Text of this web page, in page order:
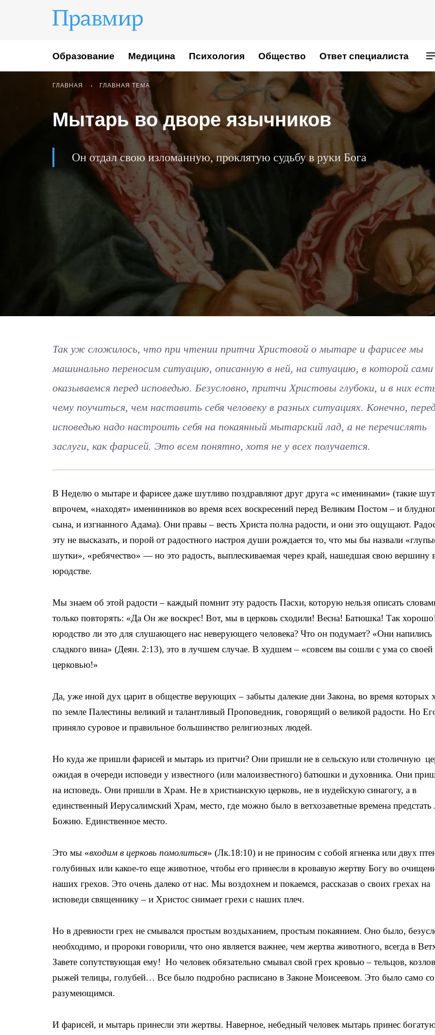
Образование Медицина Психология Общество Ответ специалиста
ГЛАВНАЯ ГЛАВНАЯ ТЕМА
Мытарь во дворе язычников
Он отдал свою изломанную, проклятую судьбу в руки Бога
Так уж сложилось, что при чтении притчи Христовой о мытаре и фарисее мы
машинально переносим ситуацию, описанную в ней, на ситуацию, в которой сами
оказываемся перед исповедью. Безусловно, притчи Христовы глубоки, и в них
чему поучиться, чем наставить себя человеку в разных ситуациях. Конечно,
исповедью надо настроить себя на покаянный мытарский лад, а не перечислять
заслуги, как фарисей. Это всем понятно, хотя не у всех получается.
В Неделю о мытаре и фарисее даже шутливо поздравляют друг друга «с именинами» (такие
впрочем, «находят» именинников во время всех воскресений перед Великим Постом – и
сына, и изгнанного Адама). Они правы – весть Христа полна радости, и они это ощущают.
эту не высказать, и порой от радостного настроя души рождается то, что мы бы назвали
шутки», «ребячество» — но это радость, выплескиваемая через край, нашедшая свою вершину
юродстве.
Мы знаем об этой радости – каждый помнит эту радость Пасхи, которую нельзя описать
только повторять: «Да Он же воскрес! Вот, мы в церковь сходили! Весна! Батюшка! Так
юродство ли это для слушающего нас неверующего человека? Что он подумает? «Они напились
сладкого вина» (Деян. 2:13), это в лучшем случае. В худшем – «совсем вы сошли с ума со своей
церковью!»
Да, уже иной дух царит в обществе верующих – забыты далекие дни Закона, во время которых
по земле Палестины великий и талантливый Проповедник, говорящий о великой радости. Но
приняло суровое и правильное большинство религиозных людей.
Но куда же пришли фарисей и мытарь из притчи? Они пришли не в сельскую или столичную
ожидая в очереди исповеди у известного (или малоизвестного) батюшки и духовника. Они
на исповедь. Они пришли в Храм. Не в христианскую церковь, не в иудейскую синагогу, а в
единственный Иерусалимский Храм, место, где можно было в ветхозаветные времена
Божию. Единственное место.
Это мы «входим в церковь помолиться» (Лк.18:10) и не приносим с собой ягненка или двух
голубиных или какое-то еще животное, чтобы его принесли в кровавую жертву Богу во
наших грехов. Это очень далеко от нас. Мы воздохнем и покаемся, рассказав о своих грехах на
исповеди священнику – и Христос снимает грехи с наших плеч.
Но в древности грех не смывался простым воздыханием, простым покаянием. Оно было,
необходимо, и пророки говорили, что оно является важнее, чем жертва животного, всегда в
Завете сопутствующая ему! Но человек обязательно смывал свой грех кровью – тельцов,
рыжей телицы, голубей… Все было подробно расписано в Законе Моисеевом. Это было само
разумеющимся.
И фарисей, и мытарь принесли эти жертвы. Наверное, небедный человек мытарь принес